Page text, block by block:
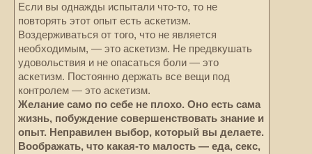
Если вы однажды испытали что-то, то не
повторять этот опыт есть аскетизм.
Воздерживаться от того, что не является
необходимым, — это аскетизм. Не предвкушать
удовольствия и не опасаться боли — это
аскетизм. Постоянно держать все вещи под
контролем — это аскетизм.
Желание само по себе не плохо. Оно есть сама
жизнь, побуждение совершенствовать знание и
опыт. Неправилен выбор, который вы делаете.
Воображать, что какая-то малость — еда, секс,